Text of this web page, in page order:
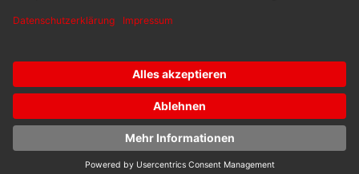
* Alle Preise exkl. gesetzl. Mehrwertsteuer
© 2026 Lorenz Hasenbach GmbH u. Co. KG with ❤ bymister
bk!
Kataloge Stellenangebote Downloads